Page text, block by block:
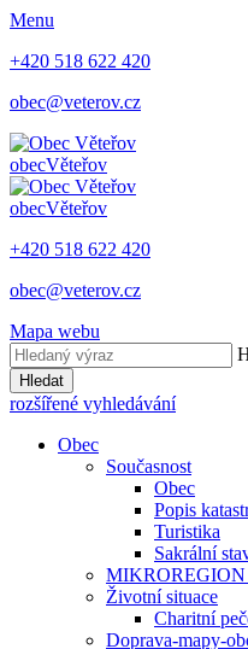
Menu
+420 518 622 420
obec@veterov.cz
obecVěteřov
obecVěteřov
+420 518 622 420
obec@veterov.cz
Mapa webu
Hledat
rozšířené vyhledávání
Obec
Současnost
Obec
Popis
Turistika
Sakrální
Životní situace
Charitní
Doprava-mapy-